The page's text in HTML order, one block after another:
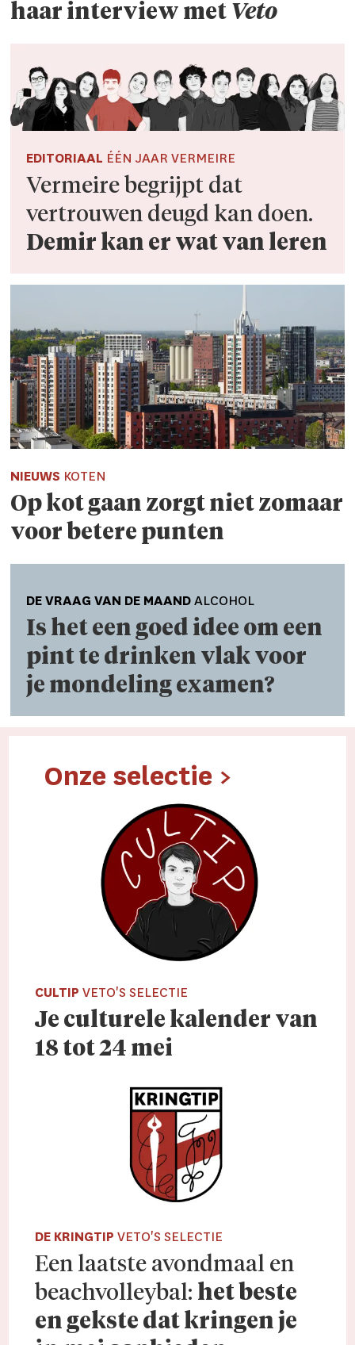
haar interview met Veto
EDITORIAAL ÉÉN JAAR VERMEIRE
Vermeire begrijpt dat
vertrouwen deugd kan doen.
Demir kan er wat van leren
NIEUWS KOTEN
Op kot gaan zorgt niet zomaar
voor betere punten
DE VRAAG VAN DE MAANDALCOHOL
Is het een goed idee om een
pint te drinken vlak voor
je mondeling examen?
Onze selectie >
CULTIP VETO'S SELECTIE
Je culturele kalender van
18 tot 24 mei
DE KRINGTIP VETO'S SELECTIE
Een laatste avond­maal en
beachvolley­bal: het beste
en gekste dat kringen je